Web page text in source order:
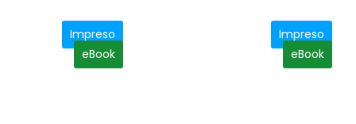
COP$ 98.100
hasta
COP$ 109.000
Impreso
eBook
Impreso
eBook